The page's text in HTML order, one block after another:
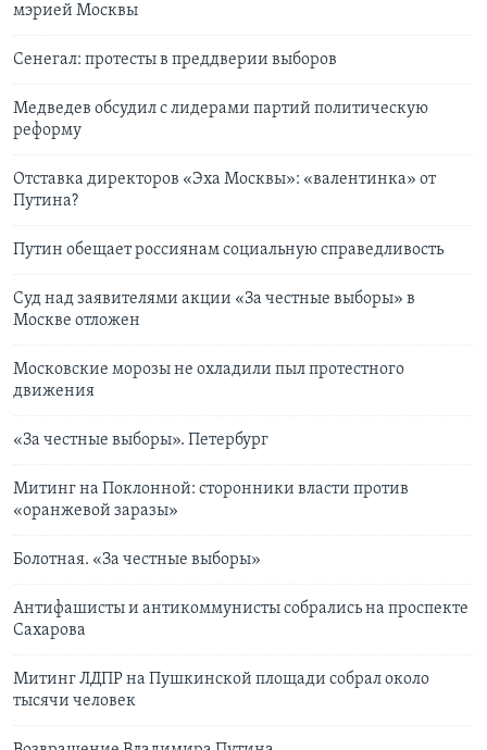
мэрией Москвы
Сенегал: протесты в преддверии выборов
Медведев обсудил с лидерами партий политическую
реформу
Отставка директоров «Эха Москвы»: «валентинка» от
Путина?
Путин обещает россиянам социальную справедливость
Суд над заявителями акции «За честные выборы» в
Москве отложен
Московские морозы не охладили пыл протестного
движения
«За честные выборы». Петербург
Митинг на Поклонной: сторонники власти против
«оранжевой заразы»
Болотная. «За честные выборы»
Антифашисты и антикоммунисты собрались на проспекте
Сахарова
Митинг ЛДПР на Пушкинской площади собрал около
тысячи человек